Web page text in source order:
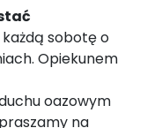
sobotę o
Opiekunem
oazowym
na